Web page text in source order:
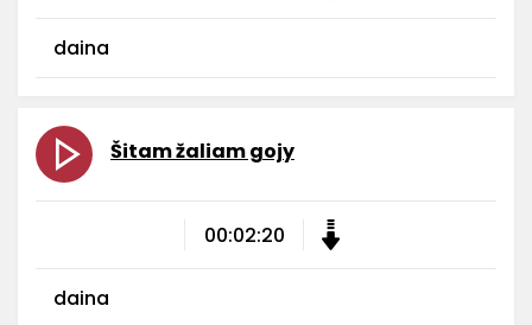
daina
Šitam žaliam gojy
00:02:20
daina